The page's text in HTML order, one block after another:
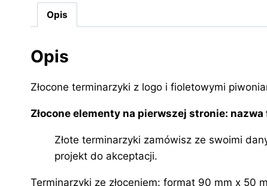
Opis
Opis
Złocone terminarzyki z logo i fioletowymi
Złocone elementy na pierwszej stronie: nazwa
Złote terminarzyki zamówisz ze swoimi
projekt do akceptacji.
Terminarzyki ze złoceniem: format 90 mm x 50